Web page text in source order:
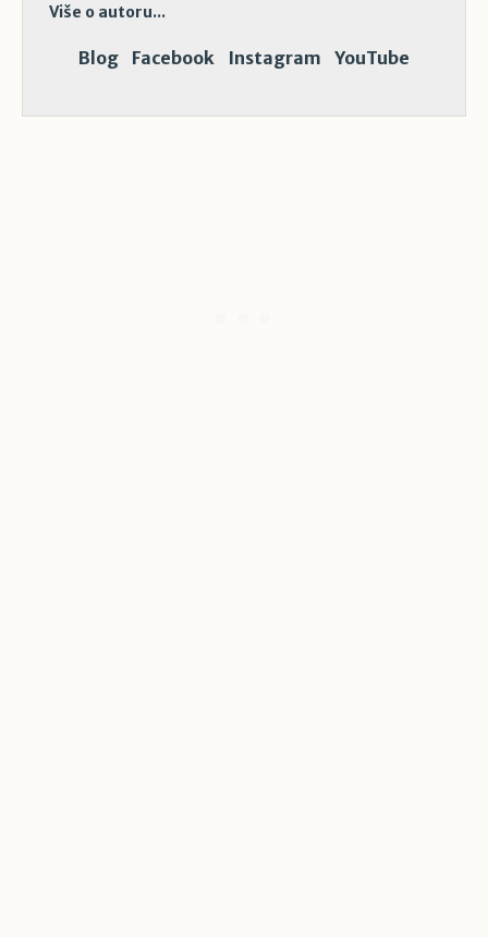
Više o autoru...
Blog Facebook Instagram YouTube